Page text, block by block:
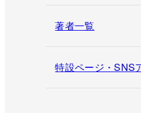
著者一覧
特設ページ・SNS